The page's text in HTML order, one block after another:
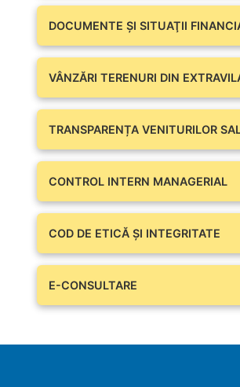
DOCUMENTE ŞI SITUAŢII
VÂNZĂRI TERENURI DIN
TRANSPARENȚA VENITURILOR
CONTROL INTERN MANAGERIAL
COD DE ETICĂ ȘI INTEGRITATE
E-CONSULTARE